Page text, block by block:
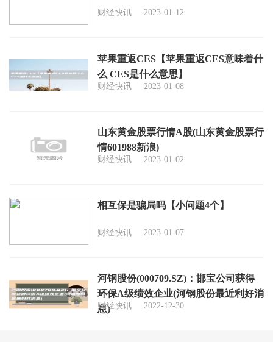
财经快讯 2023-01-12
苹果重返CES【苹果重返CES意味着什
么 CES是什么意思】
财经快讯 2023-01-08
山东黄金股票行情A股(山东黄金股票行
情601988新浪)
财经快讯 2023-01-02
相互保是骗局吗【小问题4个】
财经快讯 2023-01-07
河钢股份(000709.SZ)：邯宝公司获得
环保A级绩效企业(河钢股份最近利好消
息)
财经快讯 2022-12-30